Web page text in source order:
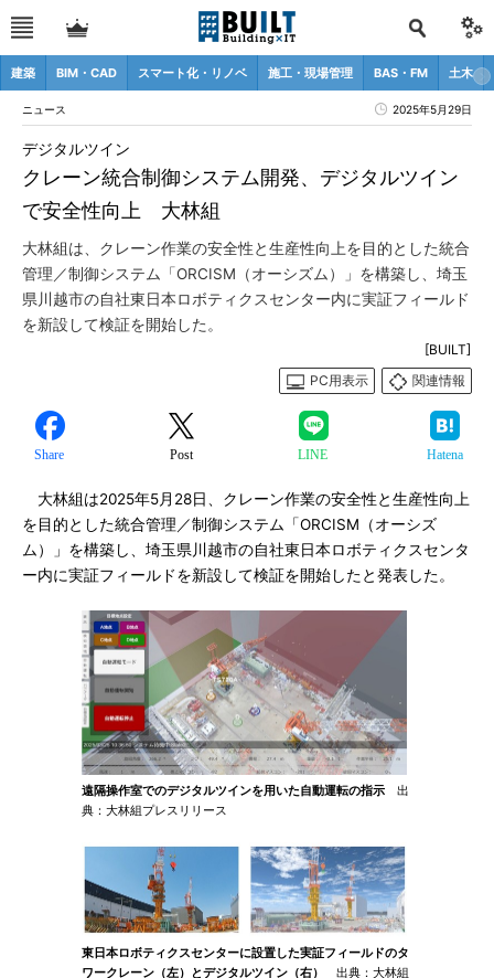
建築 BIM・CAD スマート化・リノベ 施工・現場管理 BAS・FM 土木
ニュース 2025年5月29日
クレーン統合制御システム開発、デジタルツイン
で安全性向上 大林組
デジタルツイン
大林組は、クレーン作業の安全性と生産性向上を目的とした統合
管理／制御システム「ORCISM（オーシズム）」を構築し、埼玉
県川越市の自社東日本ロボティクスセンター内に実証フィールド
を新設して検証を開始した。
[BUILT]
PC用表示
関連情報
Share Post LINE Hatena
大林組は2025年5月28日、クレーン作業の安全性と生産性向上
を目的とした統合管理／制御システム「ORCISM（オーシズ
ム）」を構築し、埼玉県川越市の自社東日本ロボティクスセンタ
ー内に実証フィールドを新設して検証を開始したと発表した。
遠隔操作室でのデジタルツインを用いた自動運転の指示 出
典：大林組プレスリリース
東日本ロボティクスセンターに設置した実証フィールドのタ
ワークレーン（左）とデジタルツイン（右）
出典：大林組